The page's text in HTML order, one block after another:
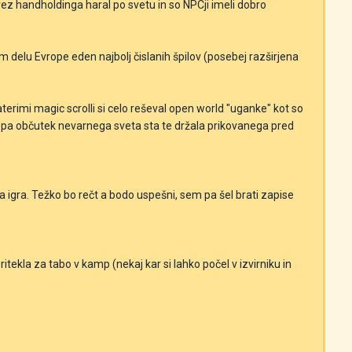
handholdinga haral po svetu in so NPCji imeli dobro
delu Evrope eden najbolj čislanih špilov (posebej razširjena
magic scrolli si celo reševal open world "uganke" kot so
občutek nevarnega sveta sta te držala prikovanega pred
Težko bo rečt a bodo uspešni, sem pa šel brati zapise
za tabo v kamp (nekaj kar si lahko počel v izvirniku in